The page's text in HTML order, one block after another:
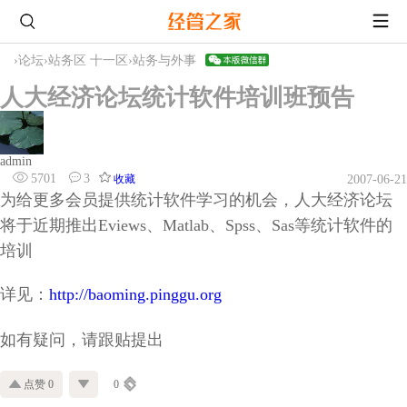
›论坛›站务区 十一区 ›站务与外事
人大经济论坛统计软件培训班预告
admin
5701
3 收藏 2007-06-21
为给更多会员提供统计软件学习的机会，人大经济论坛
将于近期推出Eviews、Matlab、Spss、Sas等统计软件的
培训
详见： http://baoming.pinggu.org
如有疑问，请跟贴提出
点赞 0 0